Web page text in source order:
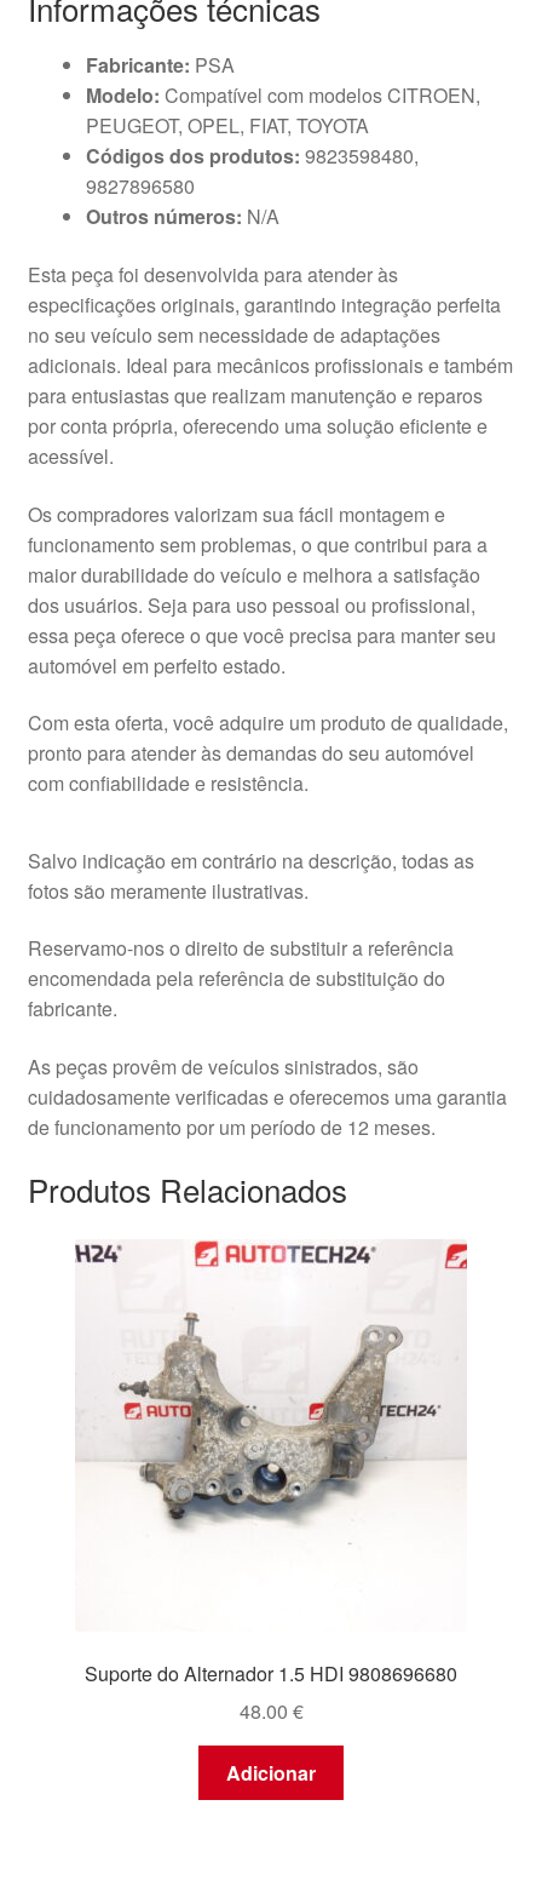
Fabricante: PSA
Modelo: Compatível com modelos CITROEN,
PEUGEOT, OPEL, FIAT, TOYOTA
Códigos dos produtos: 9823598480,
9827896580
Outros números: N/A
Esta peça foi desenvolvida para atender às
especificações originais, garantindo integração perfeita
no seu veículo sem necessidade de adaptações
adicionais. Ideal para mecânicos profissionais e também
para entusiastas que realizam manutenção e reparos
por conta própria, oferecendo uma solução eficiente e
acessível.
Os compradores valorizam sua fácil montagem e
funcionamento sem problemas, o que contribui para a
maior durabilidade do veículo e melhora a satisfação
dos usuários. Seja para uso pessoal ou profissional,
essa peça oferece o que você precisa para manter seu
automóvel em perfeito estado.
Com esta oferta, você adquire um produto de qualidade,
pronto para atender às demandas do seu automóvel
com confiabilidade e resistência.
Salvo indicação em contrário na descrição, todas as
fotos são meramente ilustrativas.
Reservamo-nos o direito de substituir a referência
encomendada pela referência de substituição do
fabricante.
As peças provêm de veículos sinistrados, são
cuidadosamente verificadas e oferecemos uma garantia
de funcionamento por um período de 12 meses.
Produtos Relacionados
Suporte do Alternador 1.5 HDI 9808696680
48.00 €
Adicionar